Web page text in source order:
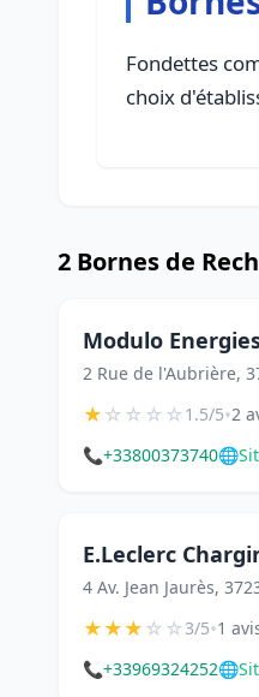
Fondettes
choix
2 Bornes de
Modulo
2 Rue de l'Aubrière,
★☆☆☆☆1.5/5•2
📞+33800373740🌐
E.Leclerc
4 Av. Jean Jaurès,
★★★☆☆3/5•1
📞+33969324252🌐